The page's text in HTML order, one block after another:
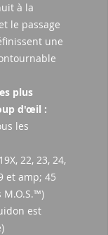
à la
le passage
une
plus
d'œil :
les
22, 23, 24,
et amp; 45
M.O.S.™)
est